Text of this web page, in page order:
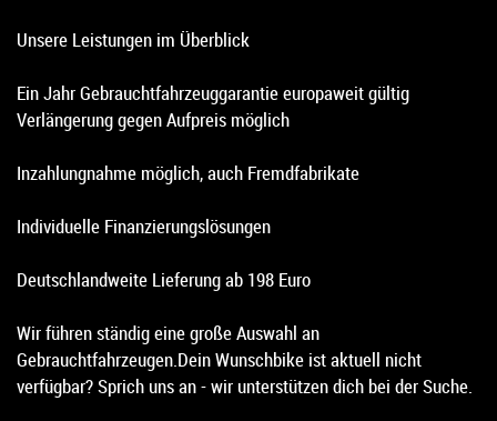
Unsere Leistungen im Überblick
Ein Jahr Gebrauchtfahrzeuggarantie europaweit gültig
Verlängerung gegen Aufpreis möglich
Inzahlungnahme möglich, auch Fremdfabrikate
Individuelle Finanzierungslösungen
Deutschlandweite Lieferung ab 198 Euro
Wir führen ständig eine große Auswahl an
Gebrauchtfahrzeugen.Dein Wunschbike ist aktuell nicht
verfügbar? Sprich uns an - wir unterstützen dich bei der Suche.